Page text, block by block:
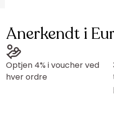
Anerkendt i
Optjen 4% i voucher ved
hver ordre